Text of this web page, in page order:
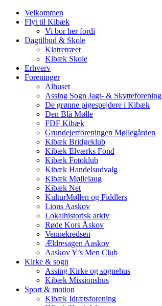
Velkommen
Flyt til Kibæk
Vi bor her fordi
Dagtilbud & Skole
Klatretræet
Kibæk Skole
Erhverv
Foreninger
Alhuset
Assing Sogn Jagt- & Skytteforening
De grønne pigespejdere i Kibæk
Den Blå Mølle
FDF Kibæk
Grundejerforeningen Møllegården
Kibæk Bridgeklub
Kibæk Elværks Fond
Kibæk Fotoklub
Kibæk Handelsudvalg
Kibæk Møllelaug
Kibæk Net
KulturMøllen og Fiddlers
Lions Aaskov
Lokalhistorisk arkiv
Røde Kors Åskov
Vennekredsen
Ældresagen Aaskov
Aaskov Y’s Men Club
Kirke & sogn
Assing Kirke og sognehus
Kibæk Missionshus
Sport & motion
Kibæk Idrætsforening